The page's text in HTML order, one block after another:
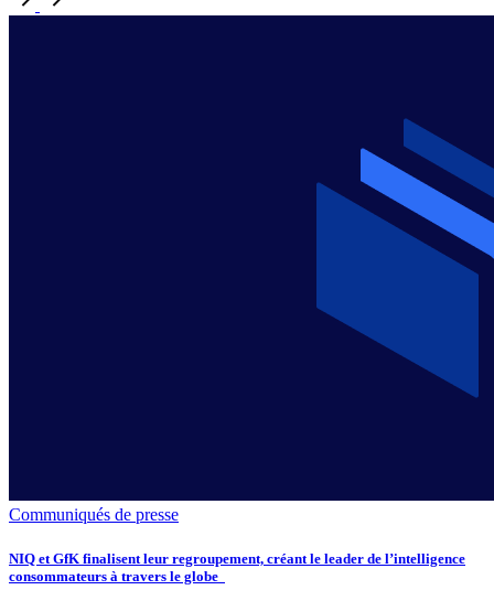
Communiqués de presse
NIQ et GfK finalisent leur regroupement, créant le leader de l’intelligence
consommateurs à travers le globe